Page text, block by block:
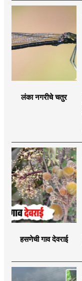
लंका नगरीचे चतुर
हसणेची गाव देवराई